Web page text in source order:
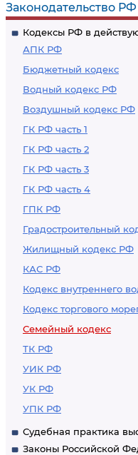
Законодательство РФ
Кодексы РФ в
АПК РФ
Бюджетный кодекс
Водный кодекс РФ
Воздушный кодекс РФ
ГК РФ часть 1
ГК РФ часть 2
ГК РФ часть 3
ГК РФ часть 4
ГПК РФ
Градостроительный
Жилищный кодекс РФ
КАС РФ
Кодекс внутреннего
Кодекс торгового
Семейный кодекс
ТК РФ
УИК РФ
УК РФ
УПК РФ
Судебная практика
Законы Российской